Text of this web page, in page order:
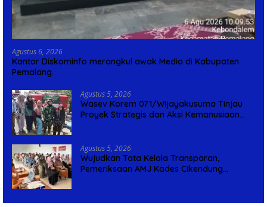
Agustus 6, 2026
Kantor Diskominfo merangkul awak Media di Kabupaten
Pemalang.
Agustus 5, 2026
Wasev Korem 071/Wijayakusuma Tinjau
Proyek Strategis dan Aksi Kemanusiaan
Agustus 5, 2026
Wujudkan Tata Kelola Transparan,
Pemeriksaan AMJ Kades Cikendung